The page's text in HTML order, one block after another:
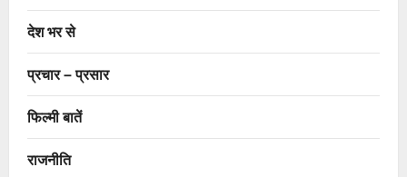
देश भर से
प्रचार – प्रसार
फिल्मी बातें
राजनीति